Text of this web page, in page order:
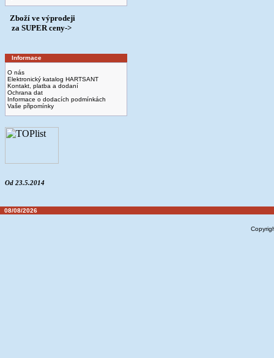
Zboží ve výprodeji
­ za SUPER ceny->
Informace
O nás
Elektronický katalog HARTSANT
Kontakt, platba a dodaní
Ochrana dat
Informace o dodacích podmínkách
Vaše připomínky
Od 23.5.2014
08/08/2026